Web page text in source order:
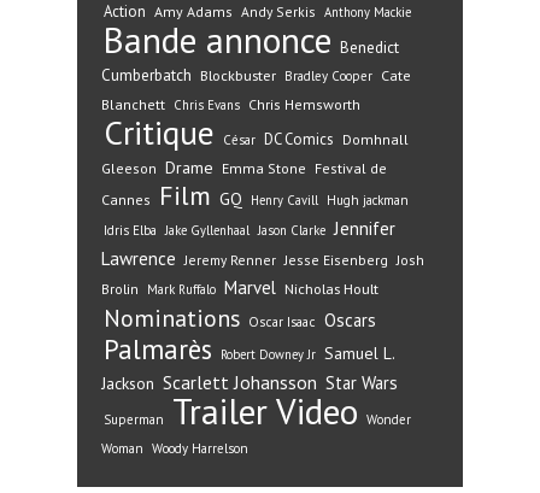
Action Amy Adams Andy Serkis Anthony Mackie
Bande annonce Benedict
Cumberbatch Blockbuster Bradley Cooper Cate
Blanchett Chris Evans Chris Hemsworth
Critique César DC Comics Domhnall
Gleeson Drame Emma Stone Festival de
Cannes
Film GQ Henry Cavill Hugh jackman
Idris Elba Jake Gyllenhaal Jason Clarke Jennifer
Lawrence Jeremy Renner Jesse Eisenberg Josh
Brolin
Mark Ruffalo Marvel Nicholas Hoult
Nominations Oscar Isaac Oscars
Palmarès Robert Downey Jr Samuel L.
Jackson Scarlett Johansson Star Wars
Superman TrailerVideo Wonder
Woman Woody Harrelson